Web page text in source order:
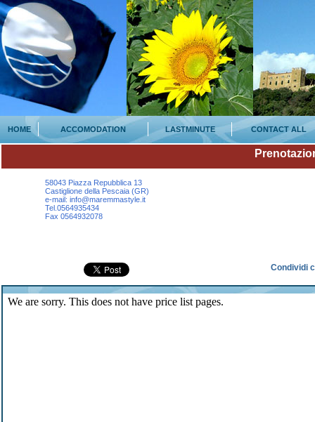
HOME ACCOMODATION LASTMINUTE CONTACT ALL
58043 Piazza Repubblica 13
Castiglione della Pescaia (GR)
e-mail: info@maremmastyle.it
Tel.0564935434
Fax 0564932078
Condividi
We are sorry. This does not have price list pages.